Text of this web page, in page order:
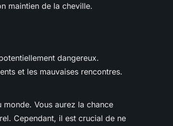
maintien de la cheville.
dangereux.
et les mauvaises rencontres.
Vous aurez la chance
Cependant, il est crucial de ne